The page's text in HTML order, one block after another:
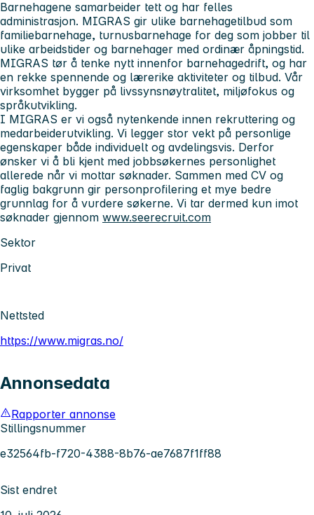
Barnehagene samarbeider tett og har felles
administrasjon. MIGRAS gir ulike barnehagetilbud som
familiebarnehage, turnusbarnehage for deg som jobber til
ulike arbeidstider og barnehager med ordinær åpningstid.
MIGRAS tør å tenke nytt innenfor barnehagedrift, og har
en rekke spennende og lærerike aktiviteter og tilbud. Vår
virksomhet bygger på livssynsnøytralitet, miljøfokus og
språkutvikling.
I MIGRAS er vi også nytenkende innen rekruttering og
medarbeiderutvikling. Vi legger stor vekt på personlige
egenskaper både individuelt og avdelingsvis. Derfor
ønsker vi å bli kjent med jobbsøkernes personlighet
allerede når vi mottar søknader. Sammen med CV og
faglig bakgrunn gir personprofilering et mye bedre
grunnlag for å vurdere søkerne. Vi tar dermed kun imot
søknader gjennom www.seerecruit.com
Sektor
Privat
Nettsted
https://www.migras.no/
Annonsedata
Rapporter annonse
Stillingsnummer
e32564fb-f720-4388-8b76-ae7687f1ff88
Sist endret